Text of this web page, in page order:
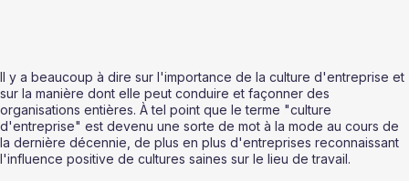
Il y a beaucoup à dire sur l'importance de la culture d'entreprise et
sur la manière dont elle peut conduire et façonner des
organisations entières. À tel point que le terme "culture
d'entreprise" est devenu une sorte de mot à la mode au cours de
la dernière décennie, de plus en plus d'entreprises reconnaissant
l'influence positive de cultures saines sur le lieu de travail.